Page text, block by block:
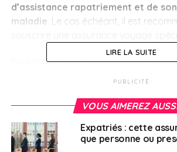
d’assistance rapatriement et de
maladie . Le cas échéant, il est
Pour rappel, en cas de maladie,
trouvez ne prendra pas en charge
. Ceux-ci resteront
charge ou à celle de votre organisme
frais engagés à l’étranger peuvent
LIRE LA SUITE
PUBLICITÉ
VOUS AIMEREZ
Expatriés : cette
que personne ou